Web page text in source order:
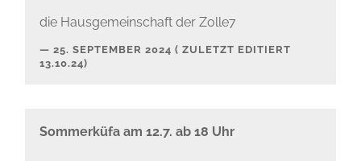
die Hausgemeinschaft der Zolle7
25. SEPTEMBER 2024 ( ZULETZT EDITIERT
13.10.24)
Sommerküfa am 12.7. ab 18 Uhr